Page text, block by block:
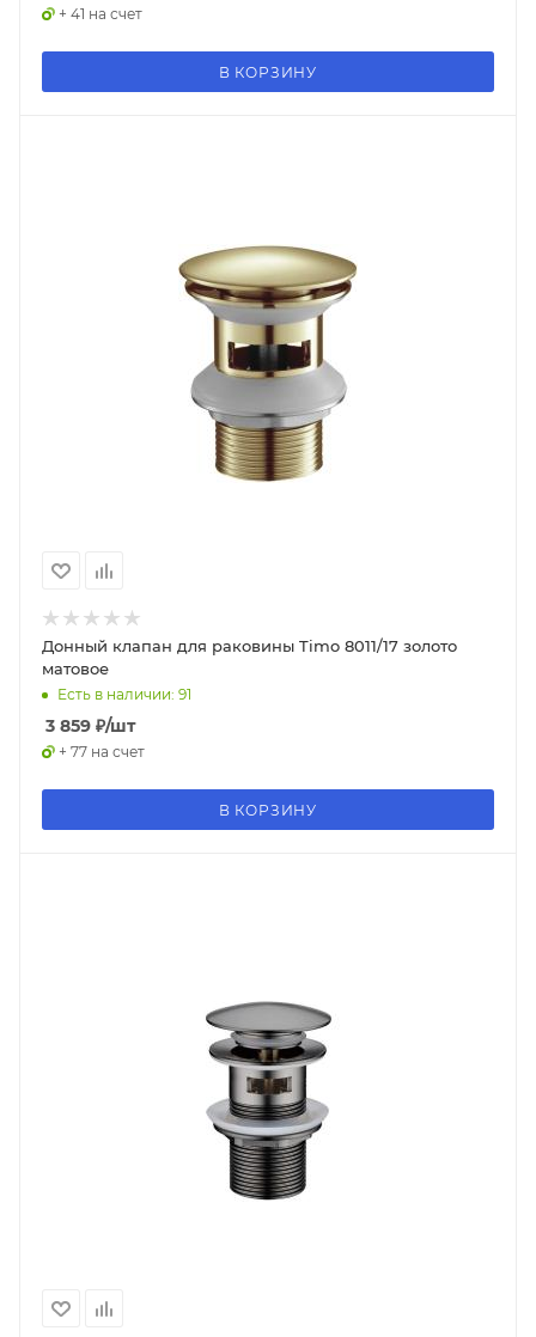
+ 41 на счет
В КОРЗИНУ
Донный клапан для раковины Timo 8011/17 золото
матовое
Есть в наличии: 91
3 859 ₽/шт
+ 77 на счет
В КОРЗИНУ